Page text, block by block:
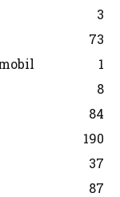
3
73
1
8
84
190
37
87